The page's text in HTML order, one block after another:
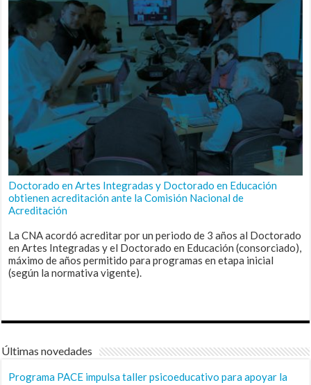
Doctorado en Artes Integradas y Doctorado en Educación
obtienen acreditación ante la Comisión Nacional de
Acreditación
La CNA acordó acreditar por un periodo de 3 años al Doctorado
en Artes Integradas y el Doctorado en Educación (consorciado),
máximo de años permitido para programas en etapa inicial
(según la normativa vigente).
Últimas novedades
Programa PACE impulsa taller psicoeducativo para apoyar la